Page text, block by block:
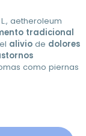
aetheroleum
tradicional
alivio de dolores
como piernas